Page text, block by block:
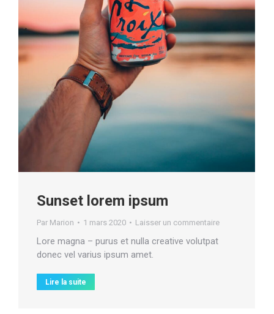
Sunset lorem ipsum
Par Marion 1 mars 2020 Laisser un commentaire
Lore magna – purus et nulla creative volutpat
donec vel varius ipsum amet.
Lire la suite